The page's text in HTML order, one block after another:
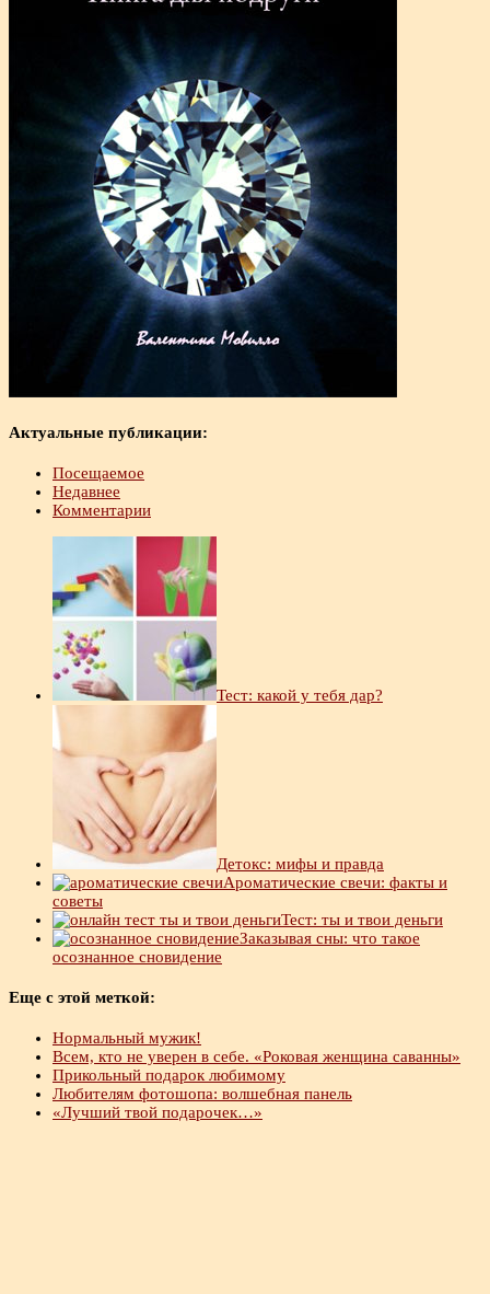
Актуальные публикации:
Посещаемое
Недавнее
Комментарии
Тест: какой у тебя дар?
Детокс: мифы и правда
Ароматические свечи: факты и
советы
Тест: ты и твои деньги
Заказывая сны: что такое
осознанное сновидение
Еще с этой меткой:
Нормальный мужик!
Всем, кто не уверен в себе. «Роковая женщина саванны»
Прикольный подарок любимому
Любителям фотошопа: волшебная панель
«Лучший твой подарочек…»